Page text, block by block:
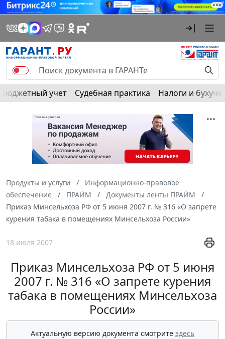
Бюджетный учет Судебная практика Налоги и
Продукты и услуги
Информационно-правовое
обеспечение
ПРАЙМ
Документы ленты ПРАЙМ
Приказ Минсельхоза РФ от 5 июня 2007 г. № 316 «О запрете
курения табака в помещениях Минсельхоза России»
18 июля 2007
Приказ Минсельхоза РФ от 5 июня
2007 г. № 316 «О запрете курения
табака в помещениях Минсельхоза
России»
Актуальную версию документа смотрите здесь